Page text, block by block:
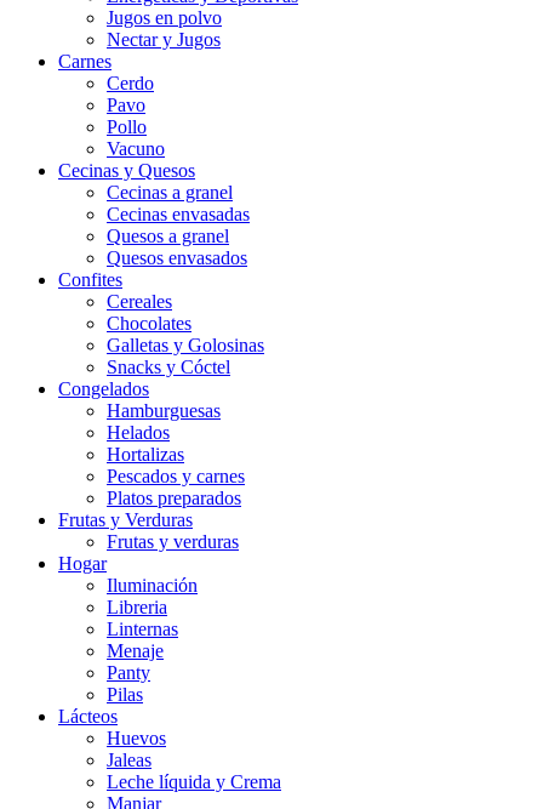
Jugos en polvo
Nectar y Jugos
Carnes
Cerdo
Pavo
Pollo
Vacuno
Cecinas y Quesos
Cecinas a granel
Cecinas envasadas
Quesos a granel
Quesos envasados
Confites
Cereales
Chocolates
Galletas y Golosinas
Snacks y Cóctel
Congelados
Hamburguesas
Helados
Hortalizas
Pescados y carnes
Platos preparados
Frutas y Verduras
Frutas y verduras
Hogar
Iluminación
Libreria
Linternas
Menaje
Panty
Pilas
Lácteos
Huevos
Jaleas
Leche líquida y Crema
Manjar